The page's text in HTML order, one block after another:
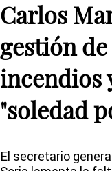
Carlos
gestión
incendios
"soledad
El secretario